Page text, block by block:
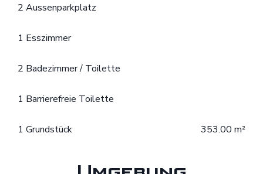
2 Aussenparkplatz
1 Esszimmer
2 Badezimmer / Toilette
1 Barrierefreie Toilette
1 Grundstück 353.00 m²